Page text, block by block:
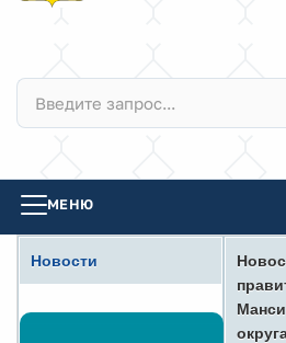
МЕНЮ
Новости